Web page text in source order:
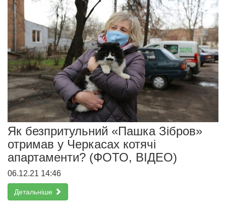
Як безпритульний «Пашка Зібров»
отримав у Черкасах котячі
апартаменти? (ФОТО, ВІДЕО)
06.12.21 14:46
Детальніше